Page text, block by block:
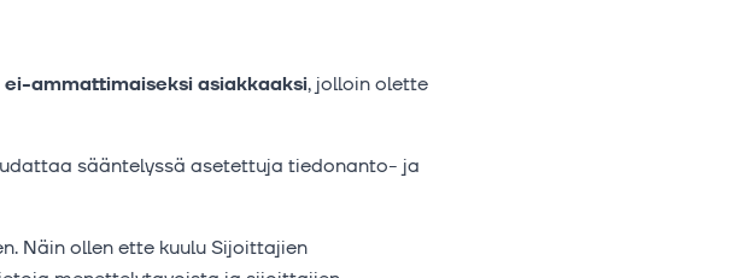
ei-ammattimaiseksiasiakkaaksi, jolloin olette
sääntelyssä asetettuja tiedonanto- ja
Näin ollen ette kuulu Sijoittajien